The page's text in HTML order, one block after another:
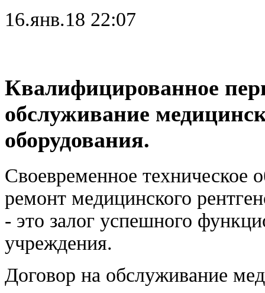
16.янв.18 22:07
Квалифицированное
обслуживание
оборудования.
Своевременное техническое
ремонт медицинского
- это залог успешного
учреждения.
Договор на обслуживание